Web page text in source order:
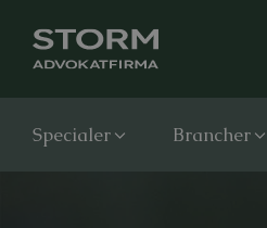
Specialer Brancher